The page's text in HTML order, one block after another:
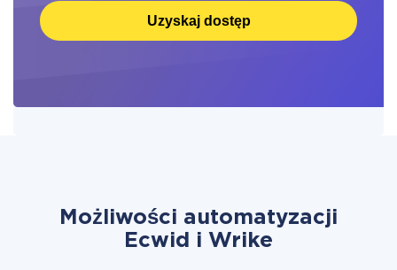
Uzyskaj dostęp
Możliwości automatyzacji
Ecwid i Wrike